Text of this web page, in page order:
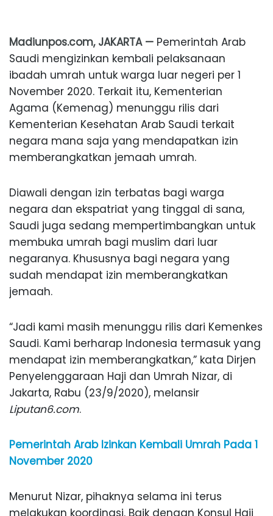
Madiunpos.com, JAKARTA — Pemerintah Arab
Saudi mengizinkan kembali pelaksanaan
ibadah umrah untuk warga luar negeri per 1
November 2020. Terkait itu, Kementerian
Agama (Kemenag) menunggu rilis dari
Kementerian Kesehatan Arab Saudi terkait
negara mana saja yang mendapatkan izin
memberangkatkan jemaah umrah.
Diawali dengan izin terbatas bagi warga
negara dan ekspatriat yang tinggal di sana,
Saudi juga sedang mempertimbangkan untuk
membuka umrah bagi muslim dari luar
negaranya. Khususnya bagi negara yang
sudah mendapat izin memberangkatkan
jemaah.
“Jadi kami masih menunggu rilis dari Kemenkes
Saudi. Kami berharap Indonesia termasuk yang
mendapat izin memberangkatkan,” kata Dirjen
Penyelenggaraan Haji dan Umrah Nizar, di
Jakarta, Rabu (23/9/2020), melansir
Liputan6.com.
Pemerintah Arab Izinkan Kembali Umrah Pada 1
November 2020
Menurut Nizar, pihaknya selama ini terus
melakukan koordinasi. Baik dengan Konsul Haji